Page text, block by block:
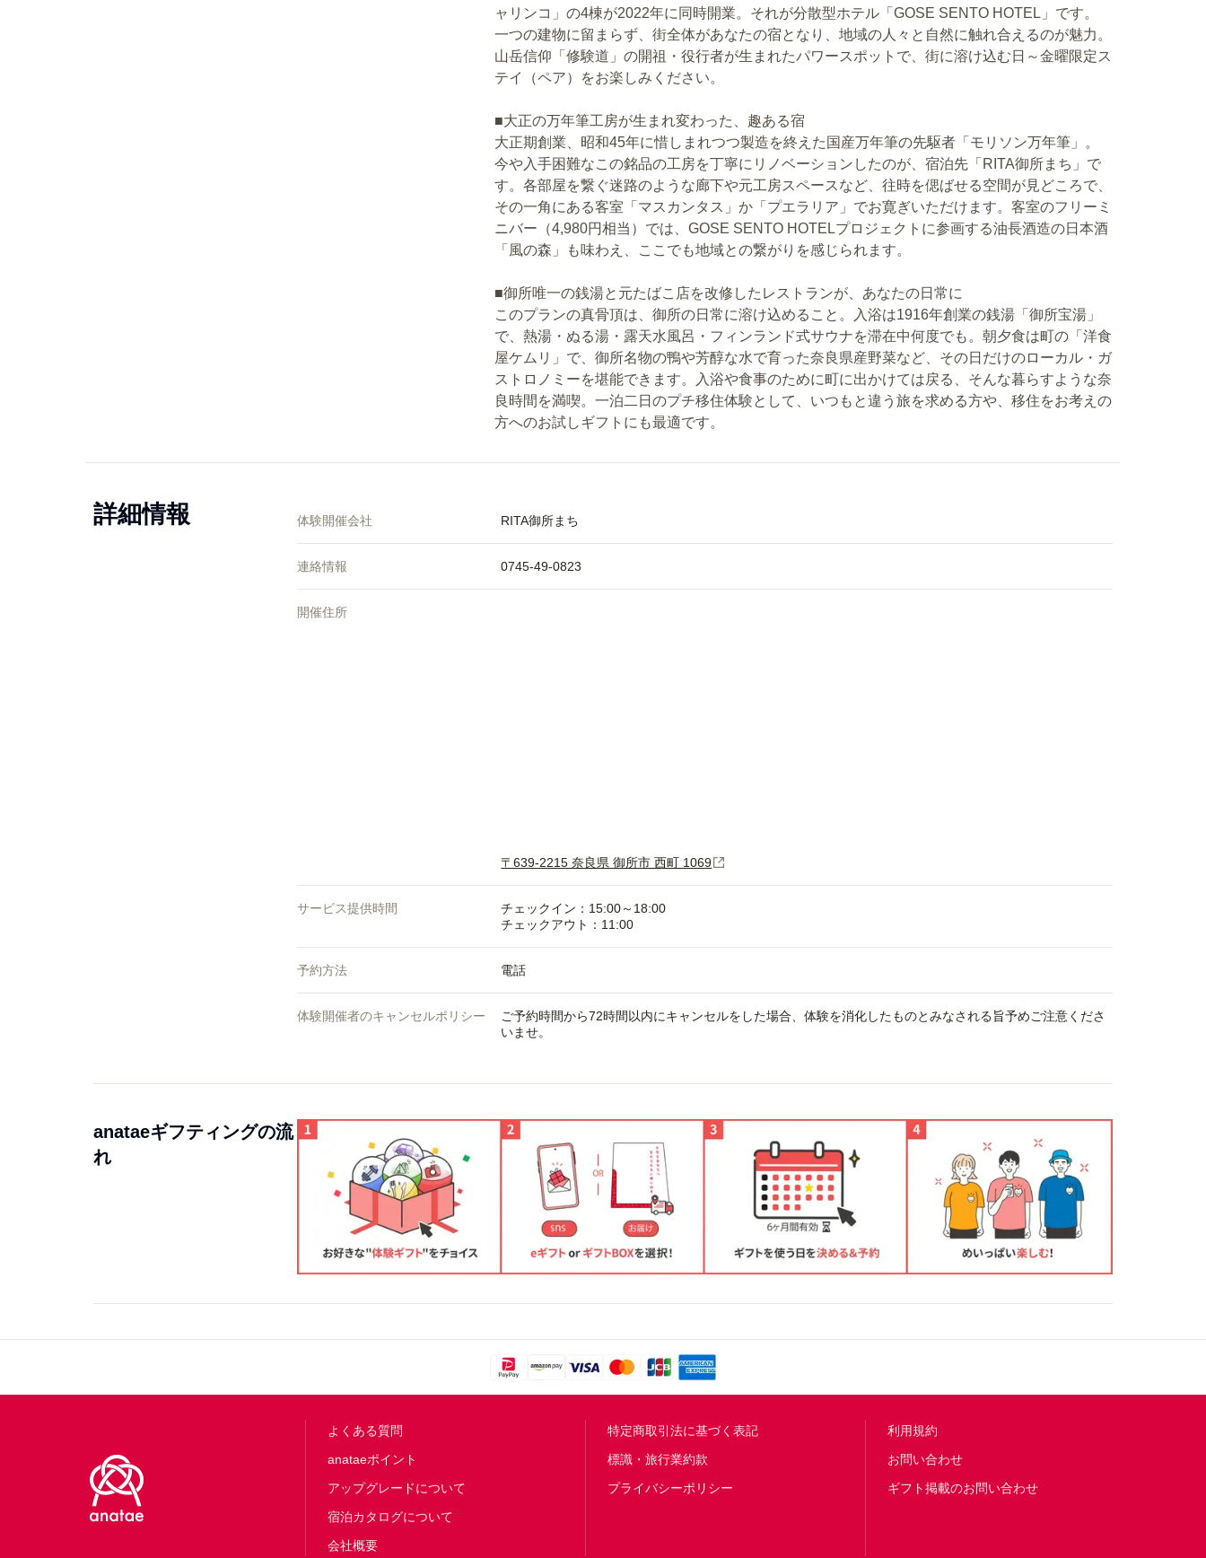
ャリンコ」の4棟が2022年に同時開業。それが分散型ホテル「GOSE SENTO HOTEL」です。
一つの建物に留まらず、街全体があなたの宿となり、地域の人々と自然に触れ合えるのが魅力。
山岳信仰「修験道」の開祖・役行者が生まれたパワースポットで、街に溶け込む日～金曜限定ス
テイ（ペア）をお楽しみください。
■大正の万年筆工房が生まれ変わった、趣ある宿
大正期創業、昭和45年に惜しまれつつ製造を終えた国産万年筆の先駆者「モリソン万年筆」。
今や入手困難なこの銘品の工房を丁寧にリノベーションしたのが、宿泊先「RITA御所まち」で
す。各部屋を繋ぐ迷路のような廊下や元工房スペースなど、往時を偲ばせる空間が見どころで、
その一角にある客室「マスカンタス」か「プエラリア」でお寛ぎいただけます。客室のフリーミ
ニバー（4,980円相当）では、GOSE SENTO HOTELプロジェクトに参画する油長酒造の日本酒
「風の森」も味わえ、ここでも地域との繋がりを感じられます。
■御所唯一の銭湯と元たばこ店を改修したレストランが、あなたの日常に
このプランの真骨頂は、御所の日常に溶け込めること。入浴は1916年創業の銭湯「御所宝湯」
で、熱湯・ぬる湯・露天水風呂・フィンランド式サウナを滞在中何度でも。朝夕食は町の「洋食
屋ケムリ」で、御所名物の鴨や芳醇な水で育った奈良県産野菜など、その日だけのローカル・ガ
ストロノミーを堪能できます。入浴や食事のために町に出かけては戻る、そんな暮らすような奈
良時間を満喫。一泊二日のプチ移住体験として、いつもと違う旅を求める方や、移住をお考えの
方へのお試しギフトにも最適です。
詳細情報 体験開催会社 RITA御所まち
連絡情報 0745-49-0823
開催住所
〒639-2215 奈良県 御所市 西町 1069
サービス提供時間
チェックイン：15:00～18:00
チェックアウト：11:00
予約方法 電話
体験開催者のキャンセルポリシー
ご予約時間から72時間以内にキャンセルをした場合、体験を消化したものとみなされる旨予めご注意くださ
いませ。
anataeギフティングの流
れ
よくある質問
anataeポイント
アップグレードについて
宿泊カタログについて
会社概要
特定商取引法に基づく表記
標識・旅行業約款
プライバシーポリシー
利用規約
お問い合わせ
ギフト掲載のお問い合わせ